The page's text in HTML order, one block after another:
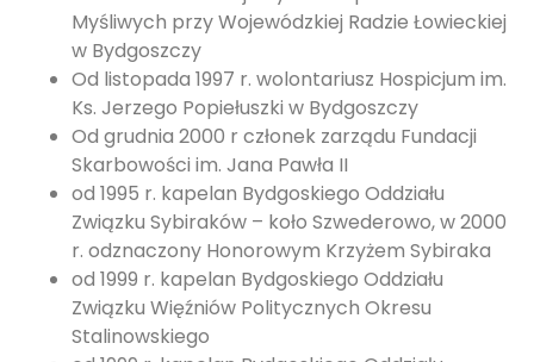
Myśliwych przy Wojewódzkiej Radzie Łowieckiej
w Bydgoszczy
Od listopada 1997 r. wolontariusz Hospicjum im.
Ks. Jerzego Popiełuszki w Bydgoszczy
Od grudnia 2000 r członek zarządu Fundacji
Skarbowości im. Jana Pawła II
od 1995 r. kapelan Bydgoskiego Oddziału
Związku Sybiraków – koło Szwederowo, w 2000
r. odznaczony Honorowym Krzyżem Sybiraka
od 1999 r. kapelan Bydgoskiego Oddziału
Związku Więźniów Politycznych Okresu
Stalinowskiego